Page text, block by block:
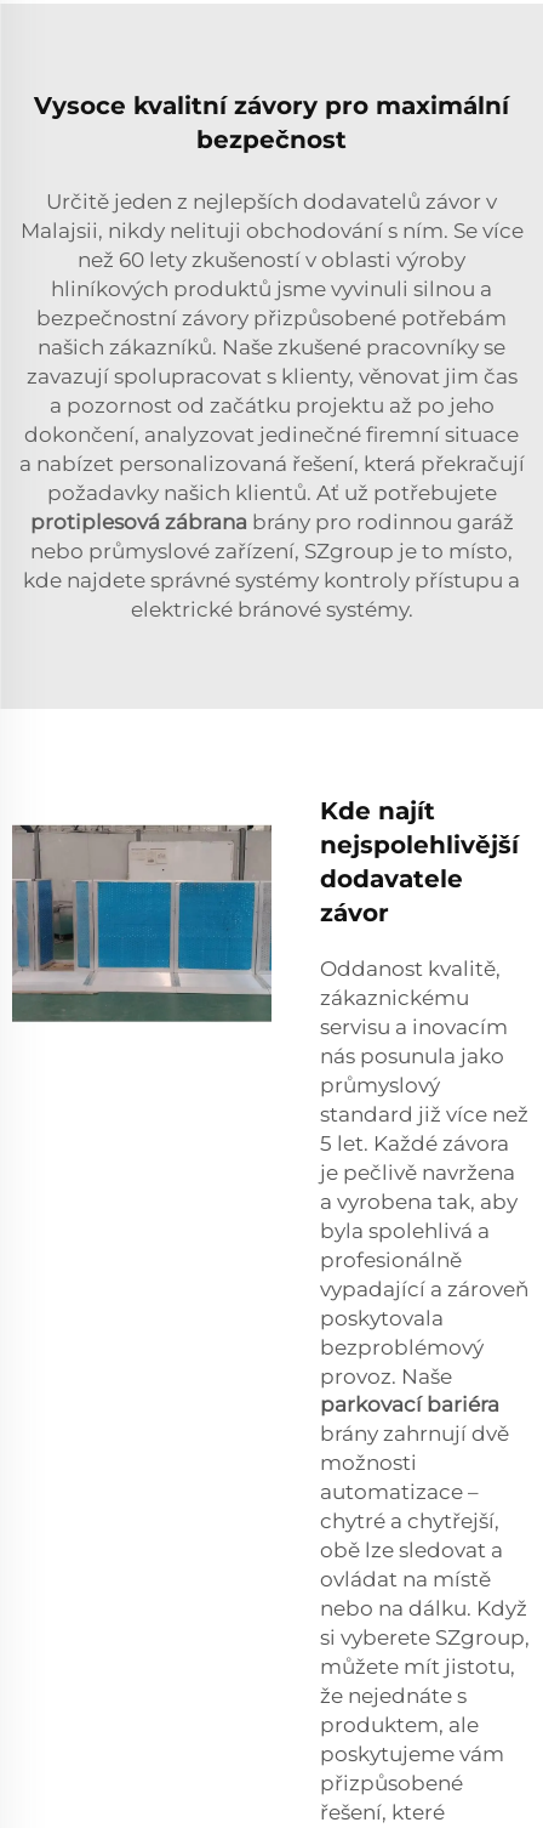
Vysoce kvalitní závory pro maximální
bezpečnost
Určitě jeden z nejlepších dodavatelů závor v
Malajsii, nikdy nelituji obchodování s ním. Se více
než 60 lety zkušeností v oblasti výroby
hliníkových produktů jsme vyvinuli silnou a
bezpečnostní závory přizpůsobené potřebám
našich zákazníků. Naše zkušené pracovníky se
zavazují spolupracovat s klienty, věnovat jim čas
a pozornost od začátku projektu až po jeho
dokončení, analyzovat jedinečné firemní situace
a nabízet personalizovaná řešení, která překračují
požadavky našich klientů. Ať už potřebujete
protiplesová zábrana brány pro rodinnou garáž
nebo průmyslové zařízení, SZgroup je to místo,
kde najdete správné systémy kontroly přístupu a
elektrické bránové systémy.
Kde najít
nejspolehlivější
dodavatele
závor
Oddanost kvalitě,
zákaznickému
servisu a inovacím
nás posunula jako
průmyslový
standard již více než
5 let. Každé závora
je pečlivě navržena
a vyrobena tak, aby
byla spolehlivá a
profesionálně
vypadající a zároveň
poskytovala
bezproblémový
provoz. Naše
parkovací bariéra
brány zahrnují dvě
možnosti
automatizace –
chytré a chytřejší,
obě lze sledovat a
ovládat na místě
nebo na dálku. Když
si vyberete SZgroup,
můžete mít jistotu,
že nejednáte s
produktem, ale
poskytujeme vám
přizpůsobené
řešení, které